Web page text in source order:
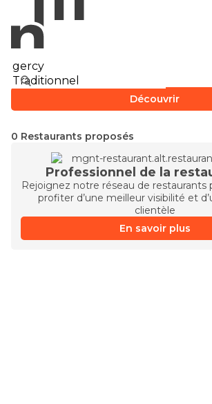
Découvrir
0 Restaurants proposés
Professionnel de la
Rejoignez notre réseau de restaurants
profiter d’une meilleur visibilité et
clientèle
En savoir plus